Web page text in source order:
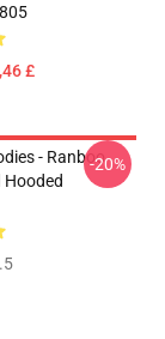
£
- Ranboo
Hooded
-20%